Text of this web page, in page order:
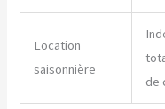
Location
saisonnière
de